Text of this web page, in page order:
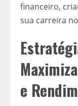
financeiro,
sua carreira
e